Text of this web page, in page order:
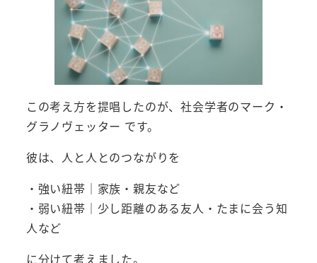
この考え方を提唱したのが、社会学者のマーク・
グラノヴェッター です。
彼は、人と人とのつながりを
・強い紐帯｜家族・親友など
・弱い紐帯｜少し距離のある友人・たまに会う知
人など
に分けて考えました。